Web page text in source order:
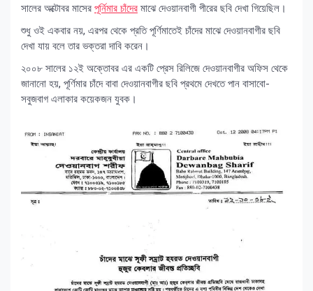
সালের অক্টোবর মাসের পূর্নিমার চাঁদের মাঝে দেওয়ানবাগী পীরের ছবি দেখা গিয়েছিল।
শুধু ওই একবার নয়, এরপর থেকে প্রতি পূর্ণিমাতেই চাঁদের মাঝে দেওয়ানবাগীর ছবি
দেখা যায় বলে তার ভক্তরা দাবি করেন।
২০০৮ সালের ১২ই অক্তোবর এর একটি প্রেস রিলিজে দেওয়ানবাগীর অফিস থেকে
জানানো হয়, পূর্ণিমার চাঁদে বাবা দেওয়ানবাগীর ছবি প্রথমে দেখতে পান বাসাবো-
সবুজবাগ এলাকার কয়েকজন যুবক।